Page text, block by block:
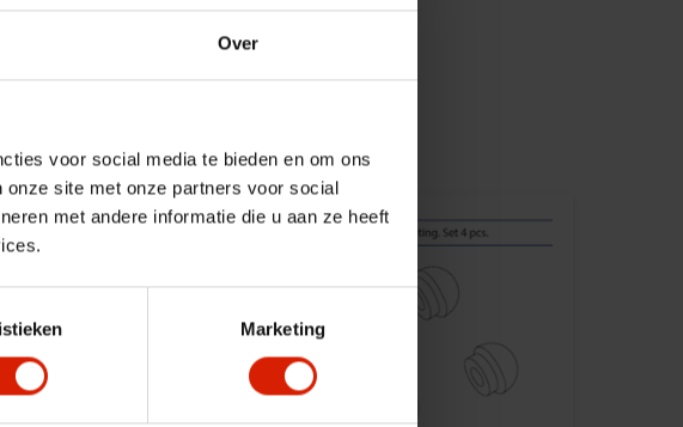
Over
voor social media te bieden en om ons
site met onze partners voor social
met andere informatie die u aan ze heeft
Marketing